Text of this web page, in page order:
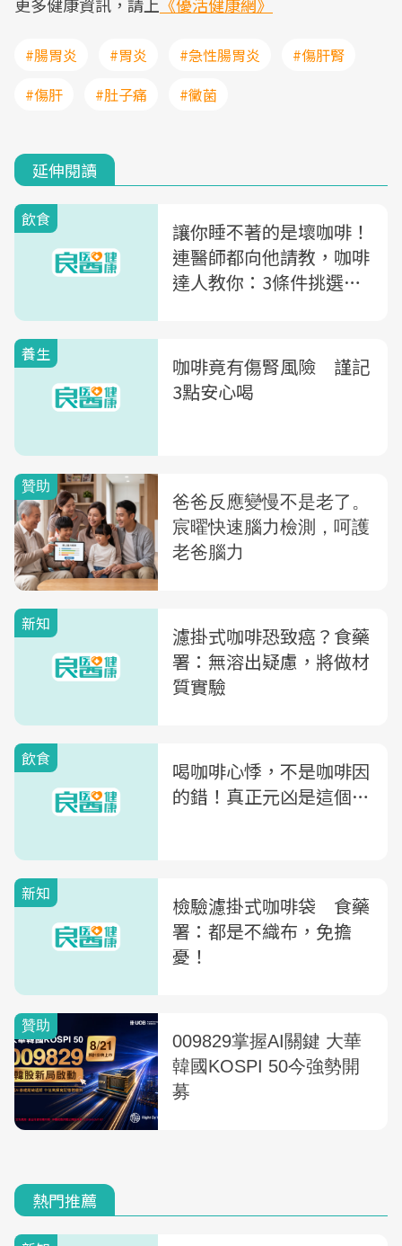
#腸胃炎 #胃炎 #急性腸胃炎
#傷肝腎
#傷肝
#肚子痛 #黴菌
延伸閱讀
飲食
讓你睡不著的是壞咖啡！
連醫師都向他請教，咖啡
達人教你：3條件挑選
養生
咖啡竟有傷腎風險 謹記
3點安心喝
新知
濾掛式咖啡恐致癌？食藥
署：無溶出疑慮，將做材
質實驗
飲食
喝咖啡心悸，不是咖啡因
的錯！真正元凶是這個…
新知
檢驗濾掛式咖啡袋 食藥
署：都是不織布，免擔
憂！
熱門推薦